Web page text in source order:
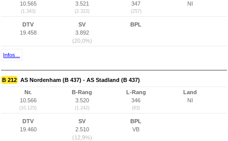
10.565
(1.343)
3.521
(2.322)
347
(257)
NI
DTV
19.458
SV
3.892
(20,0%)
BPL
Infos...
B 212 AS Nordenham (B 437) - AS Stadland (B 437)
Nr.
10.566
(10.125)
B-Rang
3.520
(1.242)
L-Rang
346
(93)
Land
NI
DTV
19.460
SV
2.510
(12,9%)
BPL
VB